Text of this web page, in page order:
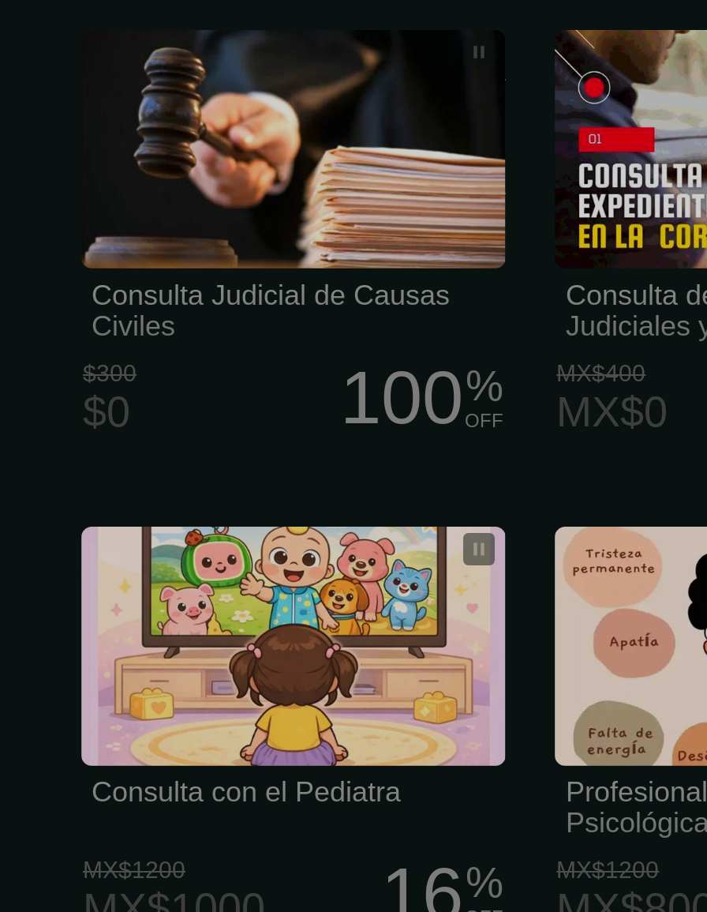
Nuestro equipo de abogados se
dedica a mejorar la educación jurídica
del público, ofreciendo consultas
gratuitas y de pago. La mayoría de las
consultas están disponibles en línea,
lo que garantiza el acceso a asistencia
legal cualificada independientemente
de su lugar de residencia. ¡Atención!
Consulta Judicial de Causas
Civiles
$300
$0 100%
OFF
El derecho
del caso no
Es uno de
un juicio o
es uno de
Consulta
Judiciales
MX$400
MX$0
Pediatra Dra Sandra Guadalupe
Aguayo Garza
Consulta con el Pediatra
MX$1200 16%
Terapia
Terapia
en
Psicólogos
cerca de ti.
MX$1200